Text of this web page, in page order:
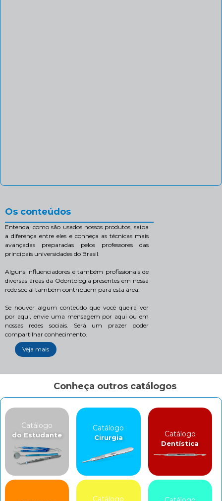
Os conteúdos
Entenda, como são usados nossos produtos, saiba
a diferença entre eles e conheça as técnicas mais
avançadas preparadas pelos professores das
principais universidades do Brasil.
Alguns influenciadores e também profissionais de
diversas áreas da Odontologia presentes em nossa
rede social também contribuem para esta área.
Se houver algum conteúdo que você queira ver
por aqui, envie uma mensagem por aqui ou em
nossas redes sociais. Será um prazer poder
compartilhar conhecimento.
Veja mais
Conheça outros catálogos
Catálogo
do Estudante
Catálogo
Cirurgia Catálogo
Dentística